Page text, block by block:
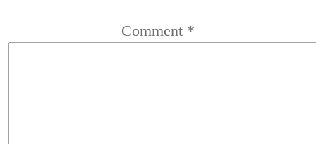
Comment *